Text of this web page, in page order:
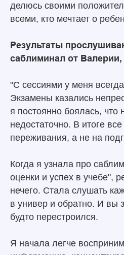
делюсь своими
всеми, кто мечтает о
Результаты
саблиминал от Валерии,
"С сессиями у меня
Экзамены казались
я постоянно боялась, что
недостаточно. В итоге
переживания, а не на
Когда я узнала про
оценки и успех в учебе",
нечего. Стала слушать
в универ и обратно. И вы
будто перестроился.
Я начала легче